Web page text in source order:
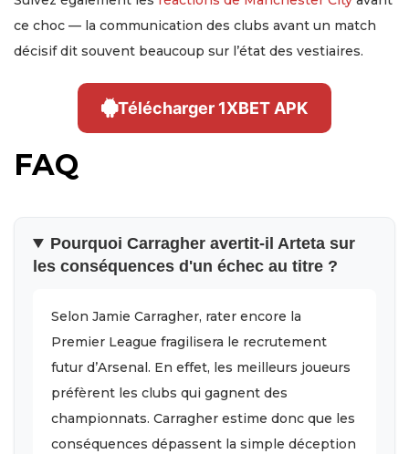
ce choc — la communication des clubs avant un match
décisif dit souvent beaucoup sur l’état des vestiaires.
Télécharger 1XBET APK
FAQ
Pourquoi Carragher avertit-il Arteta sur
les conséquences d'un échec au titre ?
Selon Jamie Carragher, rater encore la
Premier League fragilisera le recrutement
futur d’Arsenal. En effet, les meilleurs joueurs
préfèrent les clubs qui gagnent des
championnats. Carragher estime donc que les
conséquences dépassent la simple déception